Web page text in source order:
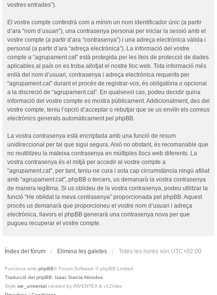
vostres entrades”).
El vostre compte contindrà com a mínim un nom identificador únic (a partir
d’ara “nom d’usuari”), una contrasenya personal per iniciar la sessió amb el
vostre compte (a partir d’ara “contrasenya”) i una adreça electrònica vàlida i
personal (a partir d’ara “adreça electrònica”). La informació del vostre
compte a “agrupament.cat” està protegida per les lleis de protecció de dades
aplicables al país on es troba allotjat el nostre lloc web. Tota informació més
enllà del nom d’usuari, contrasenya i adreça electrònica requerits per
“agrupament.cat” durant el procés de registrar-vos, és obligatòria o opcional
a la discreció de “agrupament.cat”. En qualsevol cas, podeu decidir quina
informació del vostre compte es mostra públicament. Addicionalment, des del
vostre compte, teniu l’opció d’acceptar o rebutjar que se us enviïn els correus
electrònics generats automàticament pel phpBB.
La vostra contrasenya està encriptada amb una funció de resum
unidireccional per tal que sigui segura. Això no obstant, és recomanable que
no reutilitzeu la mateixa contrasenya en múltiples llocs web diferents. La
vostra contrasenya és el mitjà per accedir al vostre compte a
“agrupament.cat”, per tant, teniu-ne cura i sota cap circumstància ningú afiliat
amb “agrupament.cat”, phpBB o tercers, us demanarà la vostra contrasenya
de manera legítima. Si us oblideu de la vostra contrasenya, podeu utilitzar la
funció “He oblidat la meva contrasenya” proporcionada pel phpBB. Aquest
procés us demanarà que proporcioneu el vostre nom d’usuari i adreça
electrònica, llavors el phpBB generarà una contrasenya nova per que
pugueu recuperar el vostre compte.
Índex del fòrum Elimina les galetes Totes les hores són UTC+02:00
Funciona amb phpBB® Forum Software © phpBB Limited
Traducció del phpBB: Isaac Garcia Abrodos
Style we_universal created by INVENTEA & v12mike